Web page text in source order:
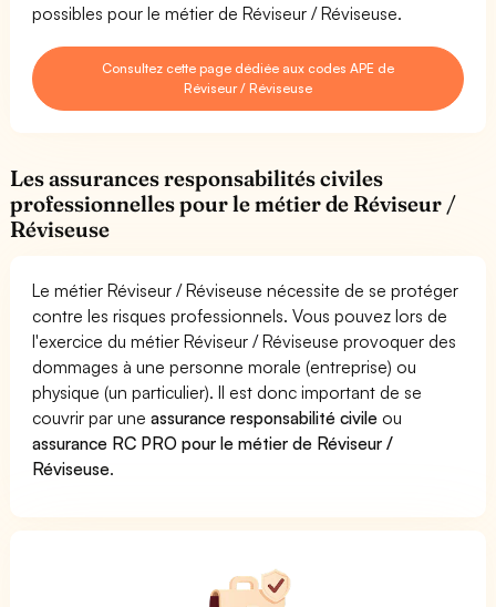
possibles pour le métier de Réviseur / Réviseuse.
Consultez cette page dédiée aux codes APE de
Réviseur / Réviseuse
Les assurances responsabilités civiles
professionnelles pour le métier de Réviseur /
Réviseuse
Le métier Réviseur / Réviseuse nécessite de se protéger
contre les risques professionnels. Vous pouvez lors de
l'exercice du métier Réviseur / Réviseuse provoquer des
dommages à une personne morale (entreprise) ou
physique (un particulier). Il est donc important de se
couvrir par uneassurance responsabilité civile ou
assurance RC PRO pour le métier de Réviseur /
Réviseuse.